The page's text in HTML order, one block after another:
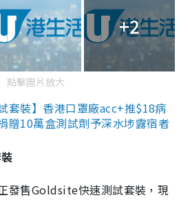
+2
點擊圖片放大
套裝】香港口罩廠acc+推$18病
贈10萬盒測試劑予深水埗露宿者
發售Goldsite快速測試套裝，現